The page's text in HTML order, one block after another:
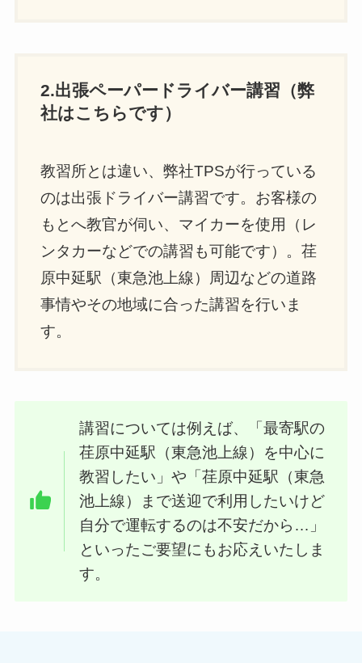
2.出張ペーパードライバー講習（弊
社はこちらです）
教習所とは違い、弊社TPSが行っている
のは出張ドライバー講習です。お客様の
もとへ教官が伺い、マイカーを使用（レ
ンタカーなどでの講習も可能です）。荏
原中延駅（東急池上線）周辺などの道路
事情やその地域に合った講習を行いま
す。
講習については例えば、「最寄駅の
荏原中延駅（東急池上線）を中心に
教習したい」や「荏原中延駅（東急
池上線）まで送迎で利用したいけど
自分で運転するのは不安だから…」
といったご要望にもお応えいたしま
す。